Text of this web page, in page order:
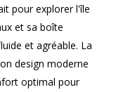
pour explorer l'île
et sa boîte
et agréable. La
design moderne
optimal pour